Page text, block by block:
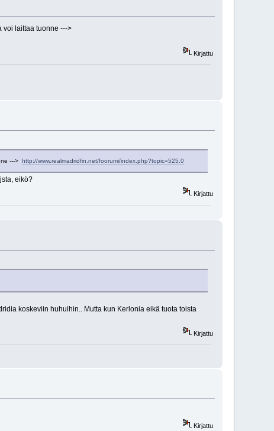
voi laittaa tuonne --->
Kirjattu
---> http://www.realmadridfin.net/foorumi/index.php?topic=525.0
eikö?
Kirjattu
koskeviin huhuihin.. Mutta kun Kerlonia eikä tuota toista
Kirjattu
Kirjattu